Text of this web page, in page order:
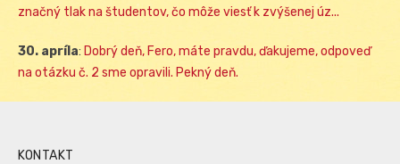
značný tlak na študentov, čo môže viesť k zvýšenej úz...
30. apríla: Dobrý deň, Fero, máte pravdu, ďakujeme, odpoveď
na otázku č. 2 sme opravili. Pekný deň.
KONTAKT